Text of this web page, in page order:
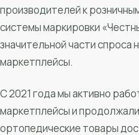
производителей к
системы маркировки
значительной части спроса
маркетплейсы.
С 2021 года мы активно
маркетплейсы и
ортопедические товары